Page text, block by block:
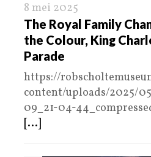
8 mei 2025
The Royal Family
the Colour, King
Parade
https://
content/uploads/2025/
09_21-04-
[...]